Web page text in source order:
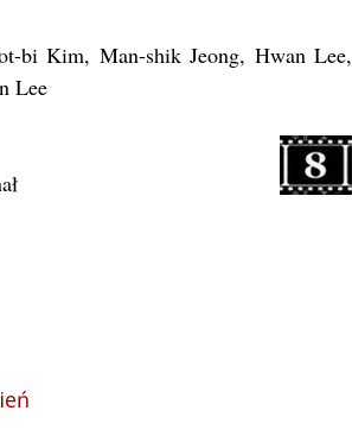
bi Kim, Man-shik Jeong, Hwan Lee,
Lee